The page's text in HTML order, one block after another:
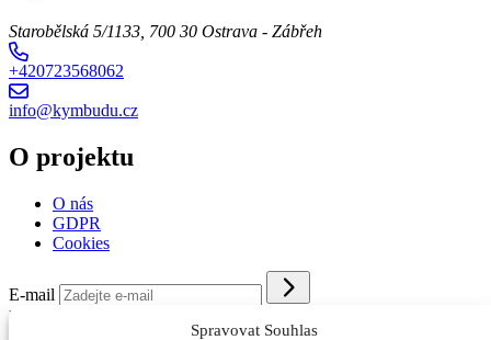
Spravovat Souhlas
Starobělská 5/1133, 700 30 Ostrava - Zábřeh
+420723568062
info@kymbudu.cz
O projektu
O nás
GDPR
Cookies
E-mail
Kým budu 2026